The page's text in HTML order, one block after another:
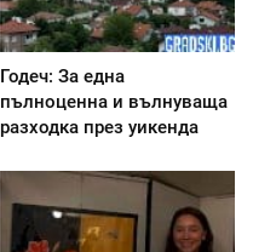
Годеч: За една
пълноценна и вълнуваща
разходка през уикенда